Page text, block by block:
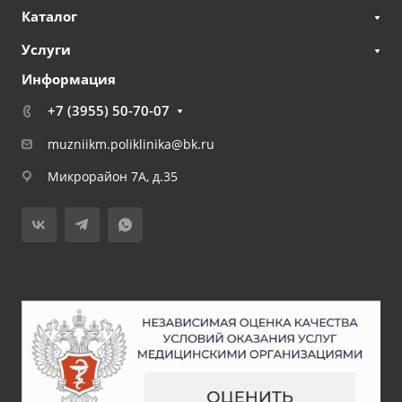
Каталог
Услуги
Информация
+7 (3955) 50-70-07
muzniikm.poliklinika@bk.ru
Микрорайон 7А, д.35